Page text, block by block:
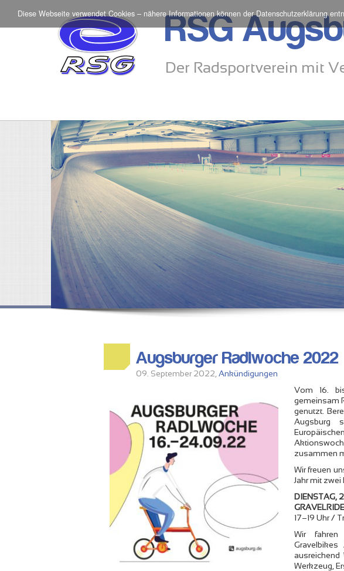
Diese Webseite verwendet Cookies – nähere Informationen können derDatenschutzerklärung
RSG
Der Radsportverein mit
Augsburger Radlwoche 2022
09. September 2022, Ankündigungen
Vom 16.
gemeinsam
genutzt.
Augsburg
zusammen
Wir freuen
Jahr mit
DIENSTAG,
GRAVELRIDE
17–19 Uhr /
Wir fahren
Werkzeug,